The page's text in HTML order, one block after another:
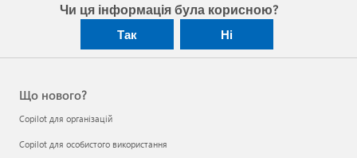
Чи ця інформація була корисною?
Так Ні
Що нового?
Copilot для організацій
Copilot для особистого використання